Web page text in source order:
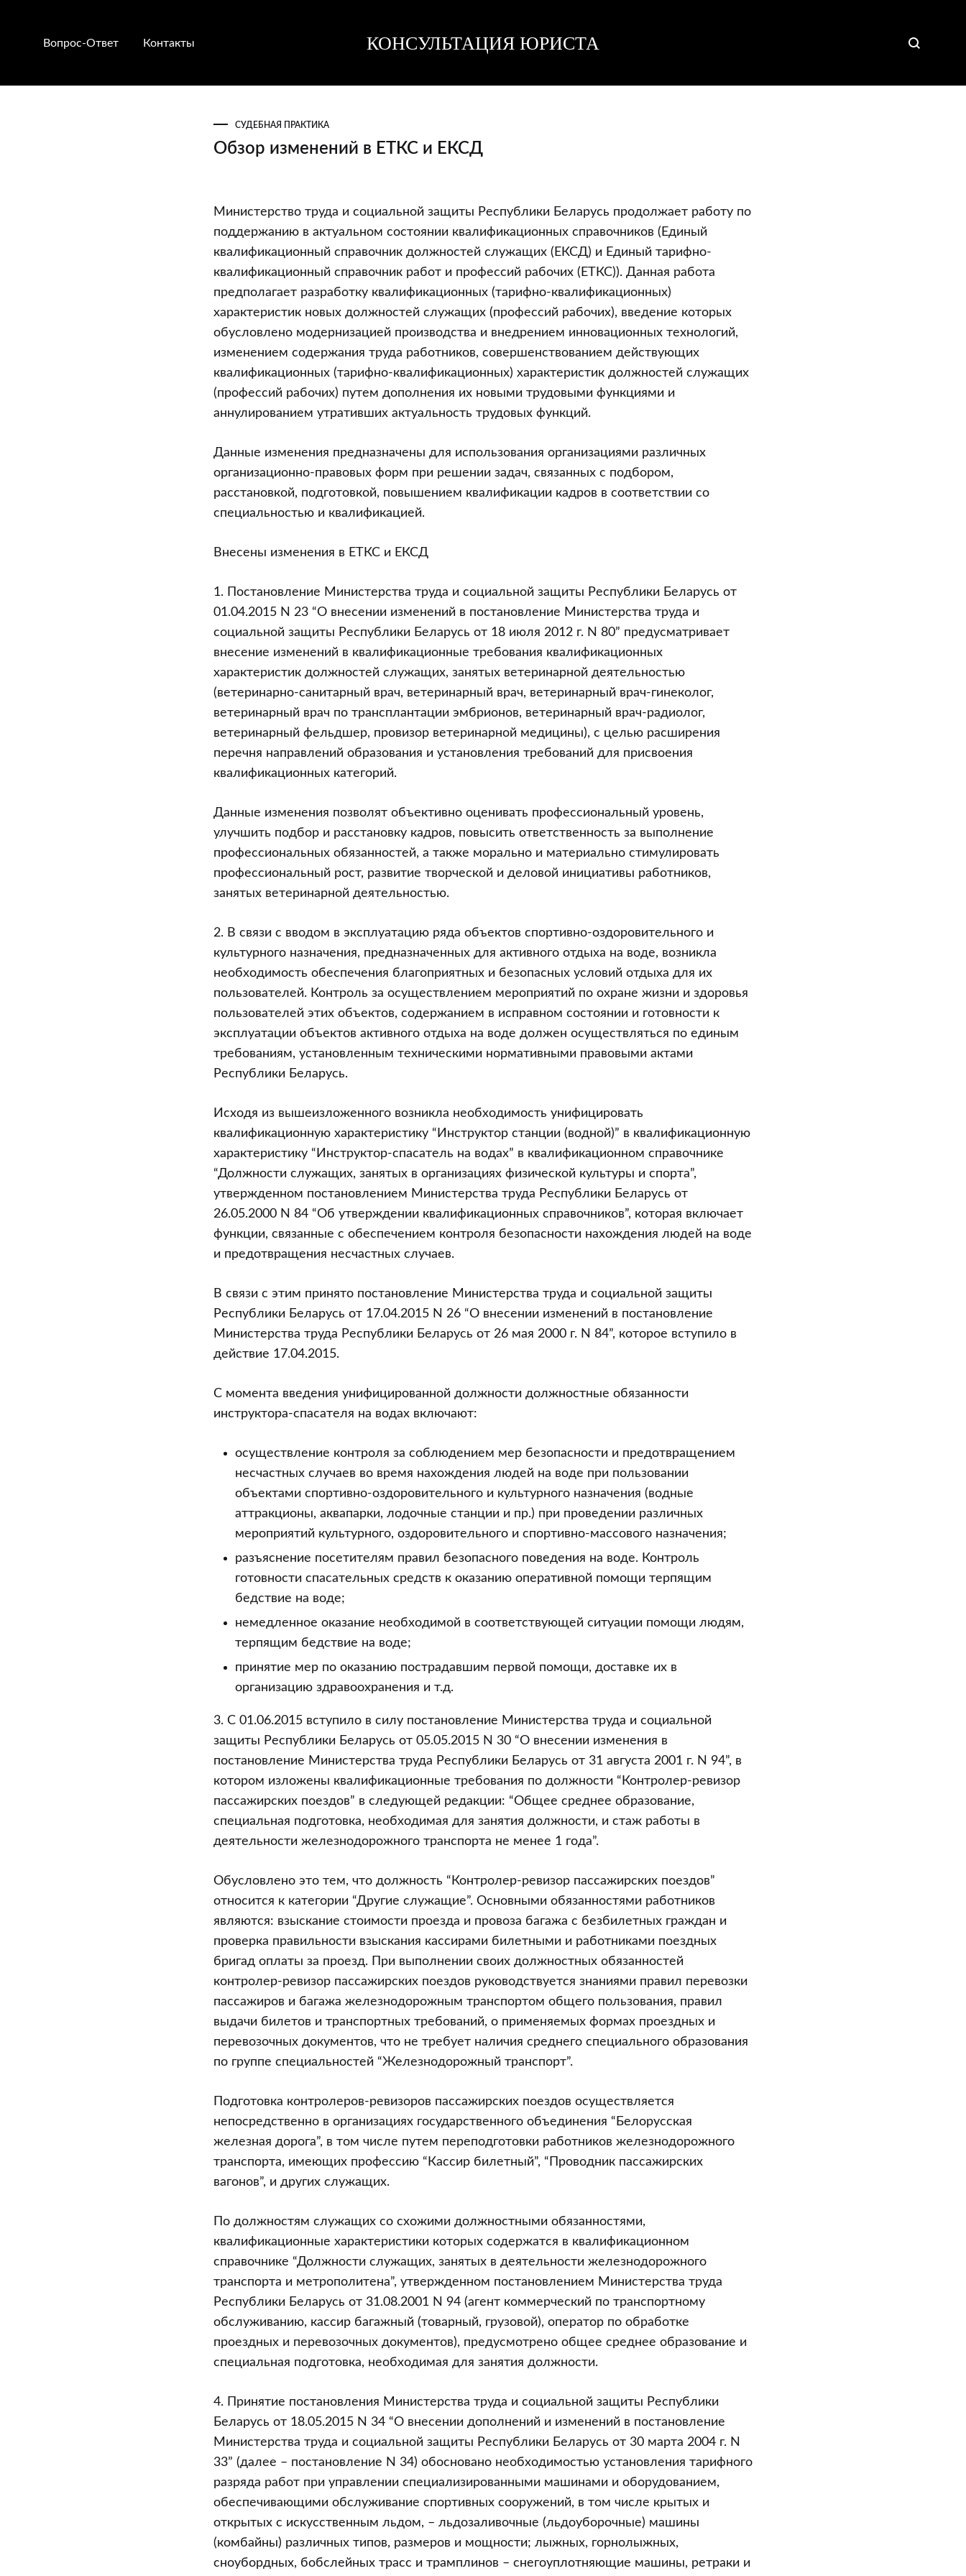
Вопрос-Ответ Контакты КОНСУЛЬТАЦИЯ ЮРИСТА
юриста
юриста
СУДЕБНАЯ ПРАКТИКА
Обзор изменений в ЕТКС и ЕКСД
Обзор
изменений
в
ЕТКС
и
ЕКСД
Министерство труда и социальной защиты Республики Беларусь продолжает работу по
поддержанию в актуальном состоянии квалификационных справочников (Единый
квалификационный справочник должностей служащих (ЕКСД) и Единый тарифно-
квалификационный справочник работ и профессий рабочих (ЕТКС)). Данная работа
предполагает разработку квалификационных (тарифно-квалификационных)
характеристик новых должностей служащих (профессий рабочих), введение которых
обусловлено модернизацией производства и внедрением инновационных технологий,
изменением содержания труда работников, совершенствованием действующих
квалификационных (тарифно-квалификационных) характеристик должностей служащих
(профессий рабочих) путем дополнения их новыми трудовыми функциями и
аннулированием утративших актуальность трудовых функций.
Данные изменения предназначены для использования организациями различных
организационно-правовых форм при решении задач, связанных с подбором,
расстановкой, подготовкой, повышением квалификации кадров в соответствии со
специальностью и квалификацией.
Внесены изменения в ЕТКС и ЕКСД
1. Постановление Министерства труда и социальной защиты Республики Беларусь от
01.04.2015 N 23 “О внесении изменений в постановление Министерства труда и
социальной защиты Республики Беларусь от 18 июля 2012 г. N 80” предусматривает
внесение изменений в квалификационные требования квалификационных
характеристик должностей служащих, занятых ветеринарной деятельностью
(ветеринарно-санитарный врач, ветеринарный врач, ветеринарный врач-гинеколог,
ветеринарный врач по трансплантации эмбрионов, ветеринарный врач-радиолог,
ветеринарный фельдшер, провизор ветеринарной медицины), с целью расширения
перечня направлений образования и установления требований для присвоения
квалификационных категорий.
Данные изменения позволят объективно оценивать профессиональный уровень,
улучшить подбор и расстановку кадров, повысить ответственность за выполнение
профессиональных обязанностей, а также морально и материально стимулировать
профессиональный рост, развитие творческой и деловой инициативы работников,
занятых ветеринарной деятельностью.
2. В связи с вводом в эксплуатацию ряда объектов спортивно-оздоровительного и
культурного назначения, предназначенных для активного отдыха на воде, возникла
необходимость обеспечения благоприятных и безопасных условий отдыха для их
пользователей. Контроль за осуществлением мероприятий по охране жизни и здоровья
пользователей этих объектов, содержанием в исправном состоянии и готовности к
эксплуатации объектов активного отдыха на воде должен осуществляться по единым
требованиям, установленным техническими нормативными правовыми актами
Республики Беларусь.
Исходя из вышеизложенного возникла необходимость унифицировать
квалификационную характеристику “Инструктор станции (водной)” в квалификационную
характеристику “Инструктор-спасатель на водах” в квалификационном справочнике
“Должности служащих, занятых в организациях физической культуры и спорта”,
утвержденном постановлением Министерства труда Республики Беларусь от
26.05.2000 N 84 “Об утверждении квалификационных справочников”, которая включает
функции, связанные с обеспечением контроля безопасности нахождения людей на воде
и предотвращения несчастных случаев.
В связи с этим принято постановление Министерства труда и социальной защиты
Республики Беларусь от 17.04.2015 N 26 “О внесении изменений в постановление
Министерства труда Республики Беларусь от 26 мая 2000 г. N 84”, которое вступило в
действие 17.04.2015.
С момента введения унифицированной должности должностные обязанности
инструктора-спасателя на водах включают:
осуществление контроля за соблюдением мер безопасности и предотвращением
несчастных случаев во время нахождения людей на воде при пользовании
объектами спортивно-оздоровительного и культурного назначения (водные
аттракционы, аквапарки, лодочные станции и пр.) при проведении различных
мероприятий культурного, оздоровительного и спортивно-массового назначения;
разъяснение посетителям правил безопасного поведения на воде. Контроль
готовности спасательных средств к оказанию оперативной помощи терпящим
бедствие на воде;
немедленное оказание необходимой в соответствующей ситуации помощи людям,
терпящим бедствие на воде;
принятие мер по оказанию пострадавшим первой помощи, доставке их в
организацию здравоохранения и т.д.
3. С 01.06.2015 вступило в силу постановление Министерства труда и социальной
защиты Республики Беларусь от 05.05.2015 N 30 “О внесении изменения в
постановление Министерства труда Республики Беларусь от 31 августа 2001 г. N 94”, в
котором изложены квалификационные требования по должности “Контролер-ревизор
пассажирских поездов” в следующей редакции: “Общее среднее образование,
специальная подготовка, необходимая для занятия должности, и стаж работы в
деятельности железнодорожного транспорта не менее 1 года”.
Обусловлено это тем, что должность “Контролер-ревизор пассажирских поездов”
относится к категории “Другие служащие”. Основными обязанностями работников
являются: взыскание стоимости проезда и провоза багажа с безбилетных граждан и
проверка правильности взыскания кассирами билетными и работниками поездных
бригад оплаты за проезд. При выполнении своих должностных обязанностей
контролер-ревизор пассажирских поездов руководствуется знаниями правил перевозки
пассажиров и багажа железнодорожным транспортом общего пользования, правил
выдачи билетов и транспортных требований, о применяемых формах проездных и
перевозочных документов, что не требует наличия среднего специального образования
по группе специальностей “Железнодорожный транспорт”.
Подготовка контролеров-ревизоров пассажирских поездов осуществляется
непосредственно в организациях государственного объединения “Белорусская
железная дорога”, в том числе путем переподготовки работников железнодорожного
транспорта, имеющих профессию “Кассир билетный”, “Проводник пассажирских
вагонов”, и других служащих.
По должностям служащих со схожими должностными обязанностями,
квалификационные характеристики которых содержатся в квалификационном
справочнике “Должности служащих, занятых в деятельности железнодорожного
транспорта и метрополитена”, утвержденном постановлением Министерства труда
Республики Беларусь от 31.08.2001 N 94 (агент коммерческий по транспортному
обслуживанию, кассир багажный (товарный, грузовой), оператор по обработке
проездных и перевозочных документов), предусмотрено общее среднее образование и
специальная подготовка, необходимая для занятия должности.
4. Принятие постановления Министерства труда и социальной защиты Республики
Беларусь от 18.05.2015 N 34 “О внесении дополнений и изменений в постановление
Министерства труда и социальной защиты Республики Беларусь от 30 марта 2004 г. N
33” (далее – постановление N 34) обосновано необходимостью установления тарифного
разряда работ при управлении специализированными машинами и оборудованием,
обеспечивающими обслуживание спортивных сооружений, в том числе крытых и
открытых с искусственным льдом, – льдозаливочные (льдоуборочные) машины
(комбайны) различных типов, размеров и мощности; лыжных, горнолыжных,
сноубордных, бобслейных трасс и трамплинов – снегоуплотняющие машины, ретраки и